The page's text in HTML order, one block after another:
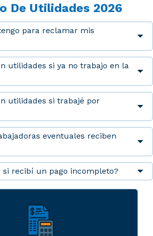
De Utilidades 2026
para reclamar mis
utilidades si ya no trabajo en la
utilidades si trabajé por
eventuales reciben
si recibí un pago incompleto?